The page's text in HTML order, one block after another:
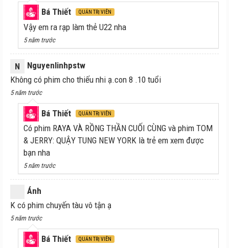
Bá Thiết QUẢN TRỊ VIÊN
Vậy em ra rạp làm thẻ U22 nha
5 năm trước
N
Nguyenlinhpstw
Không có phim cho thiếu nhi ạ.con 8 .10 tuổi
5 năm trước
Bá Thiết QUẢN TRỊ VIÊN
Có phim RAYA VÀ RỒNG THẦN CUỐI CÙNG và phim TOM
& JERRY: QUẬY TUNG NEW YORK là trẻ em xem được
bạn nha
5 năm trước
Ánh
K có phim chuyến tàu vô tận ạ
5 năm trước
Bá Thiết QUẢN TRỊ VIÊN